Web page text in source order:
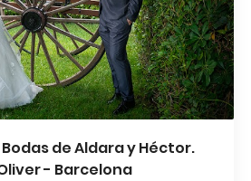
de Aldara y Héctor.
- Barcelona